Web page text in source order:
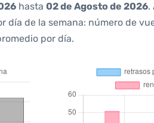
hasta 02 de Agosto de 2026.
día de la semana: número de
por día.